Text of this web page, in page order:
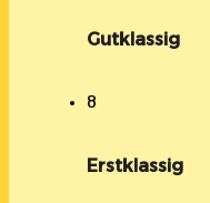
Gutklassig
8
Erstklassig